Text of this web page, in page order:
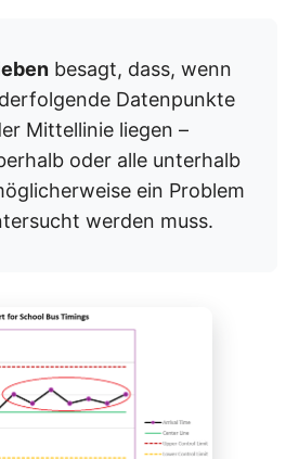
besagt, dass, wenn
Datenpunkte
Mittellinie liegen –
oder alle unterhalb
ein Problem
werden muss.